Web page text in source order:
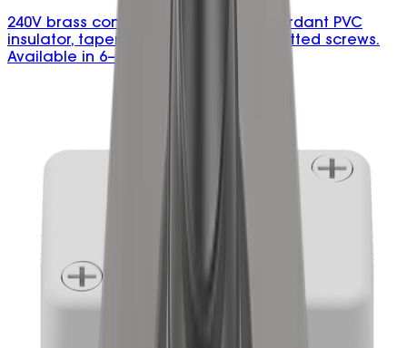
240V brass connector with flame retardant PVC
insulator, tapered entry, and deep slotted screws.
Available in 6–35mm².